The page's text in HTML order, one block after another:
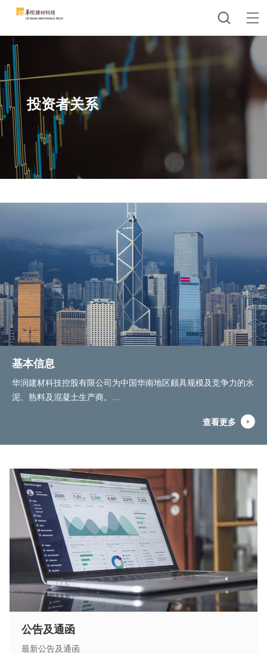
投资者关系
基本信息
华润建材科技控股有限公司为中国华南地区颇具规模及竞争力的水
泥、熟料及混凝土生产商。...
查看更多
公告及通函
最新公告及通函